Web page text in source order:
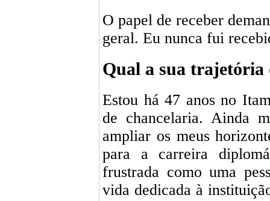
O papel de receber
geral. Eu nunca fui
Qual a sua
Estou há 47 anos no
de chancelaria. Ainda
ampliar os meus
para a carreira
frustrada como uma
vida dedicada à